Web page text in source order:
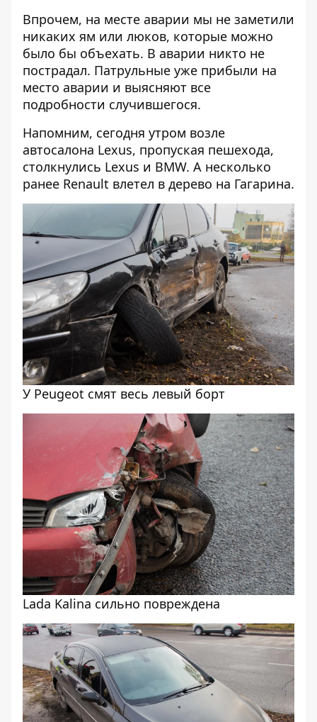
Впрочем, на месте аварии мы не заметили
никаких ям или люков, которые можно
было бы объехать. В аварии никто не
пострадал. Патрульные уже прибыли на
место аварии и выясняют все
подробности случившегося.
Напомним, сегодня утром возле
автосалона Lexus, пропуская пешехода,
столкнулись Lexus и BMW. А несколько
ранее Renault влетел в дерево на Гагарина.
У Peugeot смят весь левый борт
Lada Kalina сильно повреждена